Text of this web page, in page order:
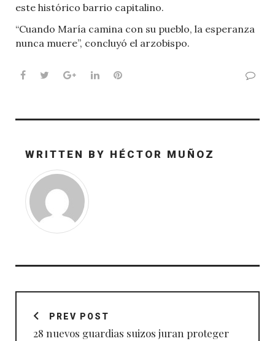
este histórico barrio capitalino.
“Cuando María camina con su pueblo, la esperanza
nunca muere”, concluyó el arzobispo.
Facebook
TwitterGoogle+LinkedInPinterest
WRITTEN BY HÉCTOR MUÑOZ
Navegación
entradasPREV POST
28 nuevos guardias suizos juran proteger